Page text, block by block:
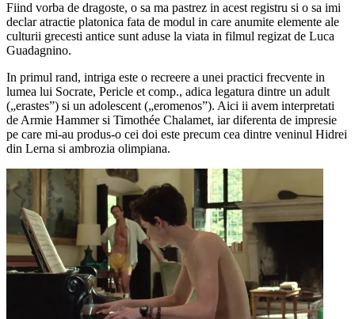
Fiind vorba de dragoste, o sa ma pastrez in acest registru si o sa imi
declar atractie platonica fata de modul in care anumite elemente ale
culturii grecesti antice sunt aduse la viata in filmul regizat de Luca
Guadagnino.
In primul rand, intriga este o recreere a unei practici frecvente in
lumea lui Socrate, Pericle et comp., adica legatura dintre un adult
(„erastes”) si un adolescent („eromenos”). Aici ii avem interpretati
de Armie Hammer si Timothée Chalamet, iar diferenta de impresie
pe care mi-au produs-o cei doi este precum cea dintre veninul Hidrei
din Lerna si ambrozia olimpiana.